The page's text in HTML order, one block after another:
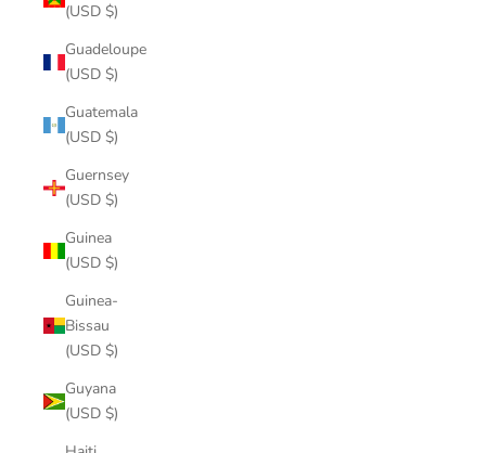
(USD $)
Guadeloupe
(USD $)
Guatemala
(USD $)
Guernsey
(USD $)
Guinea
(USD $)
Guinea-
Bissau
(USD $)
Guyana
(USD $)